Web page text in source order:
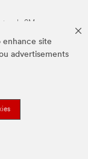
enhance site
advertisements
3M.